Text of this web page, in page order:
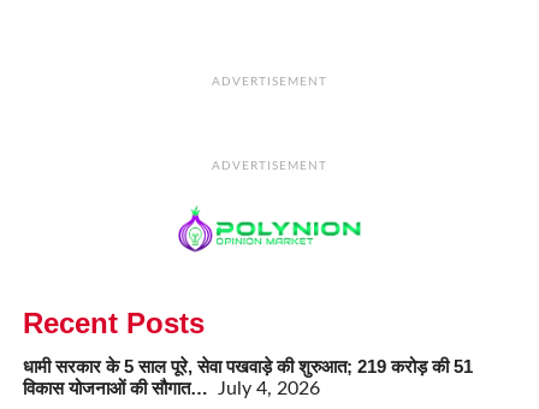
ADVERTISEMENT
ADVERTISEMENT
Recent Posts
धामी सरकार के 5 साल पूरे, सेवा पखवाड़े की शुरुआत; 219 करोड़ की 51
विकास योजनाओं की सौगात…
July 4, 2026